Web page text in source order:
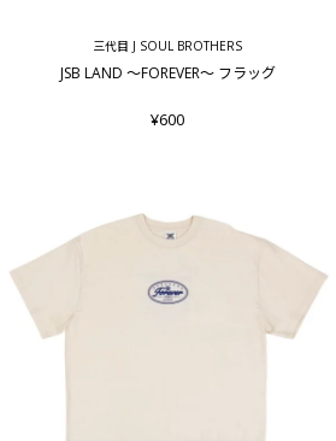
三代目 J SOUL BROTHERS
JSB LAND ～FOREVER～ フラッグ
¥600